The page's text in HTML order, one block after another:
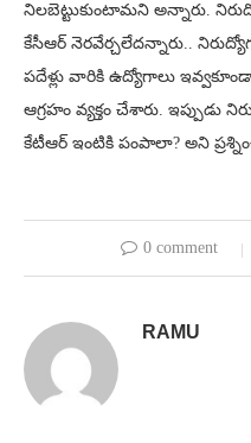
నిలబెట్టుకుంటామని అన్నారు.
కేసీఆర్ నెరవేర్చలేదన్నారు..
పదేళ్లు వారికి ఉద్యోగాలు
ఆగ్రహం వ్యక్తం చేశారు. ఇప్పుడు
కేటీఆర్ ఇంటికి పంపాలా? అని
0 comment
RAMU